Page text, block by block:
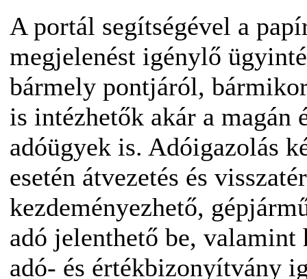
A portál segítségével a
megjelenést igénylő
bármely pontjáról,
is intézhetők akár a
adóügyek is. Adóigazolás
esetén átvezetés és
kezdeményezhető,
adó jelenthető be,
adó- és értékbizonyítvány